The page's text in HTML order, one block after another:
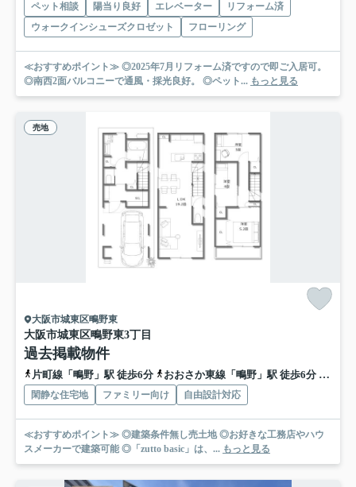
ペット相談 陽当り良好 エレベーター
リフォーム済
ウォークインシューズクロゼット
フローリング
≪おすすめポイント≫ ◎2025年7月リフォーム済ですので即ご入居可。
◎南西2面バルコニーで通風・採光良好。 ◎ペット... もっと見る
売地
大阪市城東区鴫野東
大阪市城東区鴫野東3丁目
過去掲載物件
片町線「鴫野」駅 徒歩6分 おおさか東線「鴫野」駅 徒歩6分 地下
閑静な住宅地 ファミリー向け 自由設計対応
≪おすすめポイント≫ ◎建築条件無し売土地 ◎お好きな工務店やハウ
スメーカーで建築可能 ◎「zutto basic」は、... もっと見る